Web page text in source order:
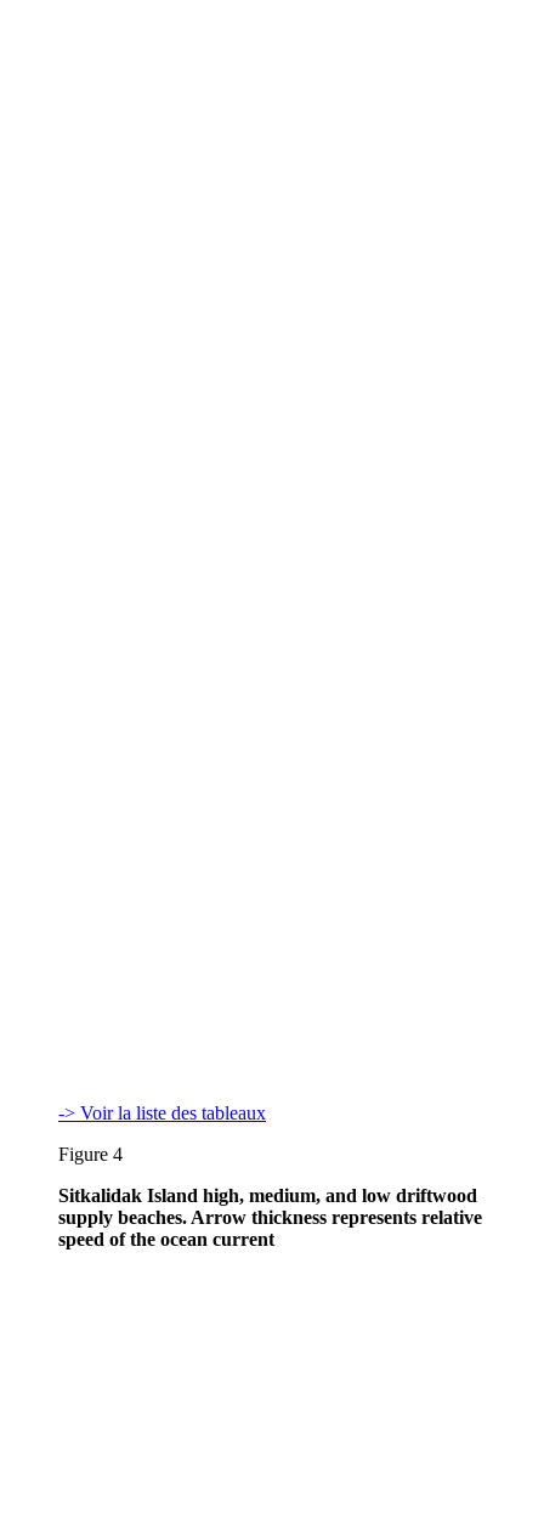
-> Voir la liste des tableaux
Figure 4
Sitkalidak Island high, medium, and low driftwood
supply beaches. Arrow thickness represents relative
speed of the ocean current